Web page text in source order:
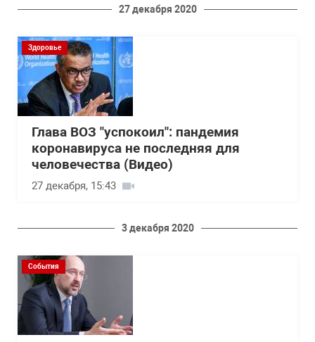
27 декабря 2020
Здоровье
Глава ВОЗ "успокоил": пандемия
коронавируса не последняя для
человечества (Видео)
27 декабря, 15:43
3 декабря 2020
События